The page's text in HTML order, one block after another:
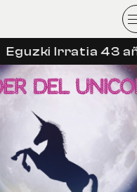
Eguzki Irratia 43